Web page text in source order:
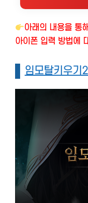
아래의 내용을 통
아이폰 입력 방법에
임모탈키우기